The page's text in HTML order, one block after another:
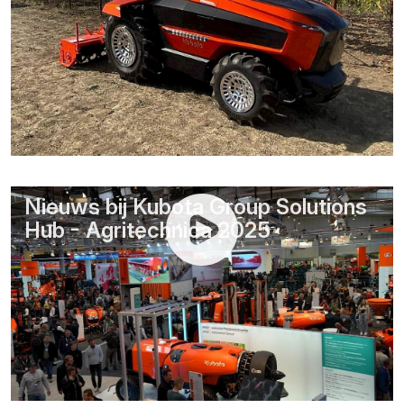
Nieuws bij Kubota Group Solutions
Hub - Agritechnica 2025